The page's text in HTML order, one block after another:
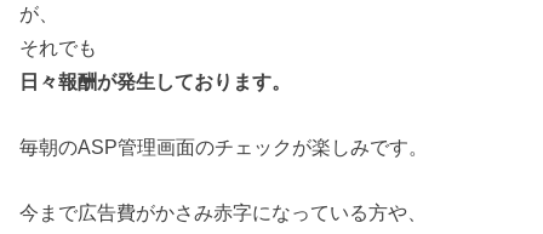
が、
それでも
日々報酬が発生しております。
毎朝のASP管理画面のチェックが楽しみです。
今まで広告費がかさみ赤字になっている方や、